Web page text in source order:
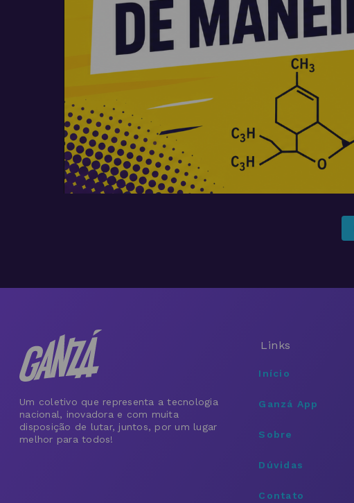
Um coletivo que representa a tecnologia
nacional, inovadora e com muita
disposição de lutar, juntos, por um lugar
melhor para todos!
Links
Início
Ganzá App
Sobre
Dúvidas
Contato